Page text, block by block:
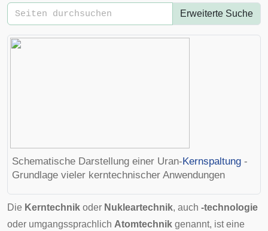
Erweiterte Suche
Schematische Darstellung einer Uran-Kernspaltung -
Grundlage vieler kerntechnischer Anwendungen
Die Kerntechnik oder Nukleartechnik, auch -technologie
oder umgangssprachlich Atomtechnik genannt, ist eine